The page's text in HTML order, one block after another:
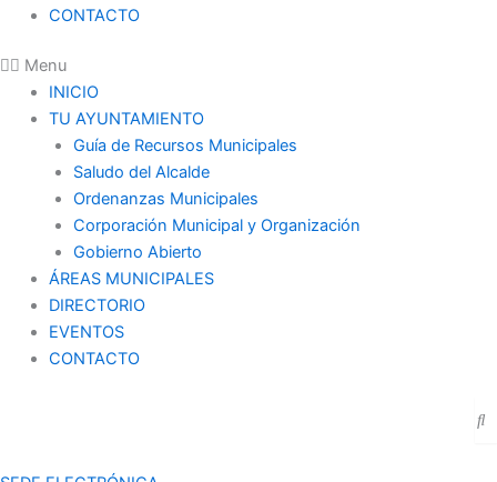
CONTACTO
Menu
INICIO
TU AYUNTAMIENTO
Guía de Recursos Municipales
Saludo del Alcalde
Ordenanzas Municipales
Corporación Municipal y Organización
Gobierno Abierto
ÁREAS MUNICIPALES
DIRECTORIO
EVENTOS
CONTACTO